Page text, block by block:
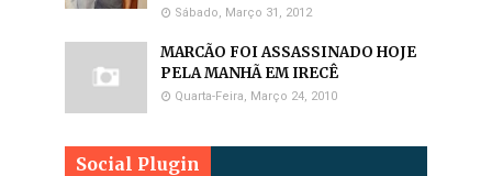
Sábado, Março 31, 2012
MARCÃO FOI ASSASSINADO HOJE
PELA MANHÃ EM IRECÊ
Quarta-Feira, Março 24, 2010
Social Plugin